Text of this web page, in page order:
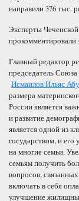
направили 376 тыс.
Эксперты
прокомментировали
Главный редактор
председатель
Исмаилов Ильяс
размера
России является
и развитие
является одной из
государством, и
на многие семьи.
семьям получить
вопросов,
включать в себя
улучшение